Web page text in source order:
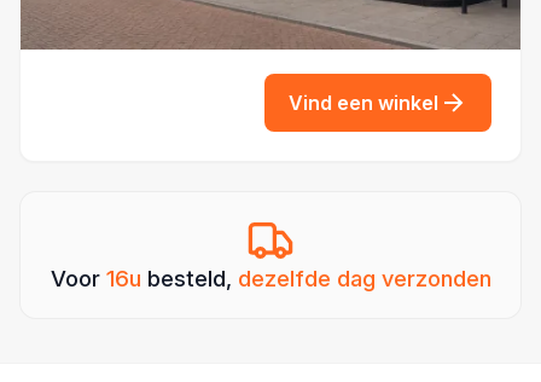
Vind een winkel
Voor 16u besteld, dezelfde dag verzonden